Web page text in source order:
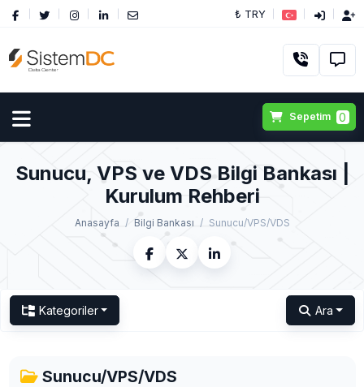
₺ TRY
Sepetim 0
Sunucu, VPS ve VDS Bilgi Bankası |
Kurulum Rehberi
Anasayfa Bilgi Bankası Sunucu/VPS/VDS
Kategoriler Ara
Sunucu/VPS/VDS